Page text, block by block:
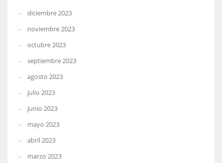
diciembre 2023
noviembre 2023
octubre 2023
septiembre 2023
agosto 2023
julio 2023
junio 2023
mayo 2023
abril 2023
marzo 2023